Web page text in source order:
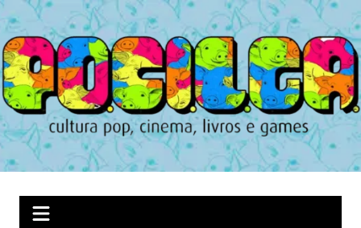
Ir
para
o
conteúdo